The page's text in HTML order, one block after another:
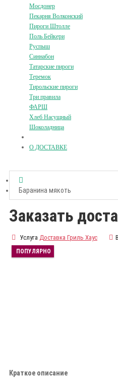
Мосдонер
Пекарня Волконский
Пироги Штолле
Поль Бейкери
Руспыш
Синнабон
Татарские пироги
Теремок
Тирольские пироги
Три правила
ФАРШ
Хлеб Насущный
Шоколадница
О ДОСТАВКЕ
Баранина мякоть
Заказать
Услуга Доставка Гриль Хаус
ПОПУЛЯРНО
Краткое описание